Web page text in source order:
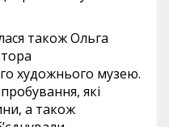
також Ольга
художнього музею.
які
а також